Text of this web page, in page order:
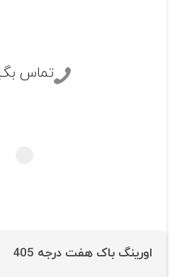
تماس
اورینگ باک هفت درجه 405